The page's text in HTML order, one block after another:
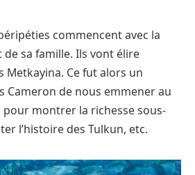
commencent avec la
de sa famille. Ils vont élire
Metkayina. Ce fut alors un
Cameron de nous emmener au
montrer la richesse sous-
l’histoire des Tulkun, etc.